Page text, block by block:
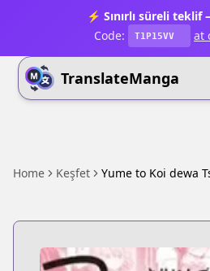
⚡ Sınırlı süreli
Code:
T1P15VV at
TranslateManga
Home Keşfet Yume to Koi dewa